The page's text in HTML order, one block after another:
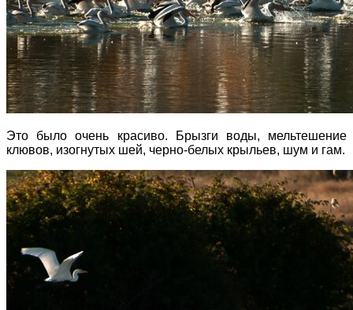
Это было очень красиво. Брызги воды, мельтешение
клювов, изогнутых шей, черно-белых крыльев, шум и гам.